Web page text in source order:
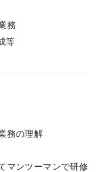
務
等
務の理解
マンツーマンで研修